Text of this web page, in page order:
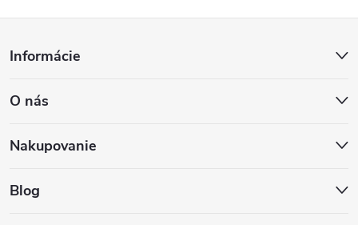
p
ä
Informácie
O nás
Nakupovanie
Blog